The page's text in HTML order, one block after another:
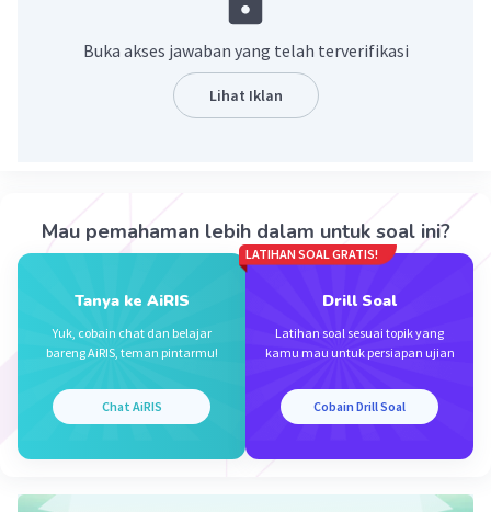
Beri Rating
Iklan
Level 17
berinovasi
Buka akses jawaban yang telah terverifikasi
Lihat Iklan
Mau pemahaman lebih dalam untuk soal ini?
Tanya ke AiRIS
Yuk, cobain chat dan belajar
bareng AiRIS, teman pintarmu!
Chat AiRIS
LATIHAN SOAL GRATIS!
Drill Soal
Latihan soal sesuai topik yang
kamu mau untuk persiapan ujian
Cobain Drill Soal